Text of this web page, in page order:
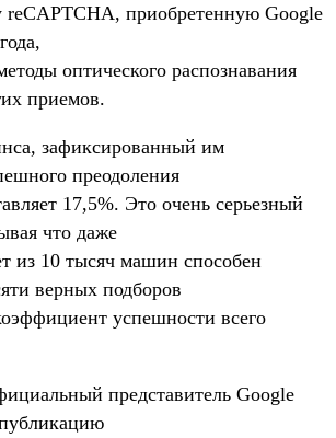
reCAPTCHA, приобретенную Google
оптического распознавания
приемов.
зафиксированный им
преодоления
17,5%. Это очень серьезный
что даже
из 10 тысяч машин способен
верных подборов
успешности всего
представитель Google